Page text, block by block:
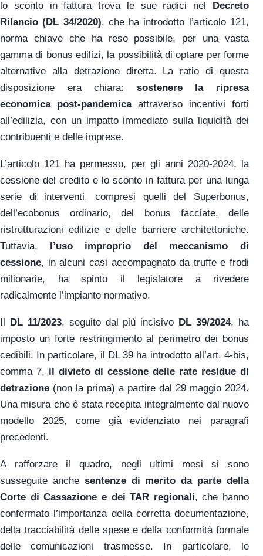
lo sconto in fattura trova le sue radici nel
Decreto
Rilancio (DL 34/2020), che ha introdotto l’articolo 121,
norma chiave che ha reso possibile, per una vasta
gamma di bonus edilizi, la possibilità di optare per forme
alternative alla detrazione diretta. La ratio di questa
disposizione era chiara: sostenere la ripresa
economica post-pandemicaattraverso incentivi forti
all’edilizia, con un impatto immediato sulla liquidità dei
contribuenti e delle imprese.
L’articolo 121 ha permesso, per gli anni 2020-2024, la
cessione del credito e lo sconto in fattura per una lunga
serie di interventi, compresi quelli del Superbonus,
dell’ecobonus ordinario, del bonus facciate, delle
ristrutturazioni edilizie e delle barriere architettoniche.
Tuttavia,
l’uso improprio del meccanismo di
cessione, in alcuni casi accompagnato da truffe e frodi
milionarie, ha spinto il legislatore a rivedere
radicalmente l’impianto normativo.
Il DL 11/2023, seguito dal più incisivo DL 39/2024, ha
imposto un forte restringimento al perimetro dei bonus
cedibili. In particolare, il DL 39 ha introdotto all’art. 4-bis,
comma 7, il divieto di cessione delle rate residue di
detrazione (non la prima) a partire dal 29 maggio 2024.
Una misura che è stata recepita integralmente dal nuovo
modello 2025, come già evidenziato nei paragrafi
precedenti.
A rafforzare il quadro, negli ultimi mesi si sono
susseguite anche sentenze di merito da parte della
Corte di Cassazione e dei TAR regionali, che hanno
confermato l’importanza della corretta documentazione,
della tracciabilità delle spese e della conformità formale
delle comunicazioni trasmesse. In particolare, le